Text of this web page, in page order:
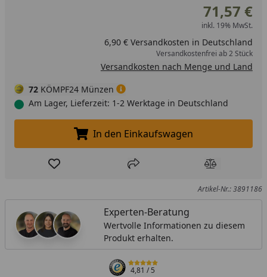
71,57 €
inkl. 19% MwSt.
6,90 € Versandkosten in Deutschland
Versandkostenfrei ab 2 Stück
Versandkosten nach Menge und Land
72 KÖMPF24 Münzen
Am Lager, Lieferzeit: 1-2 Werktage in Deutschland
In den Einkaufswagen legen
In den Einkaufswagen
Produkt zur Wunschliste hinzufügen
Teilen Produkt
Artikel-Nr.: 3891186
Experten-Beratung
Wertvolle Informationen zu diesem
Produkt erhalten.
4,81/ 5